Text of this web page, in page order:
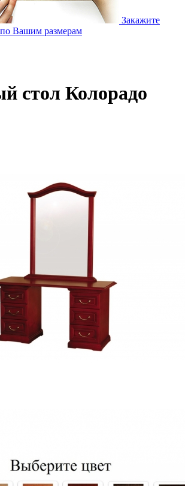
Закажите
Вашим размерам
стол Колорадо